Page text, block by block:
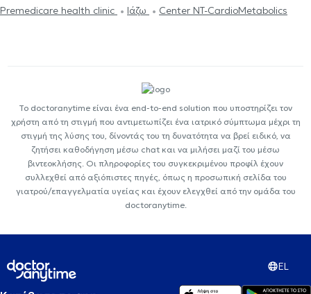
Premedicare health clinic
Ιάζω Center NT-CardioMetabolics
Το doctoranytime είναι ένα end-to-end solution που υποστηρίζει τον
χρήστη από τη στιγμή που αντιμετωπίζει ένα ιατρικό σύμπτωμα μέχρι τη
στιγμή της λύσης του, δίνοντάς του τη δυνατότητα να βρεί ειδικό, να
ζητήσει καθοδήγηση μέσω chat και να μιλήσει μαζί του μέσω
βιντεοκλήσης. Οι πληροφορίες του συγκεκριμένου προφίλ έχουν
συλλεχθεί από αξιόπιστες πηγές, όπως η προσωπική σελίδα του
γιατρού/επαγγελματία υγείας και έχουν ελεγχθεί από την ομάδα του
doctoranytime.
EL